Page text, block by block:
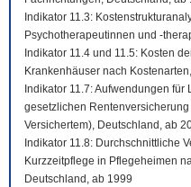
Indikator 11.3:
Psychotherapeutinnen und -
Indikator 11.4 und 11.5: Kosten
Krankenhäuser nach
Indikator 11.7: Aufwendungen
gesetzlichen
Versichertem), Deutschland, ab
Indikator 11.8: Durchschnittliche
Kurzzeitpflege in Pflegeheimen
Deutschland, ab 1999